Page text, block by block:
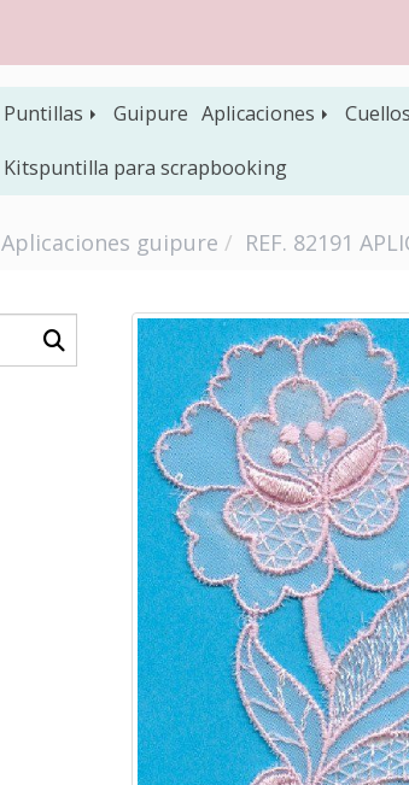
Puntillas Guipure Aplicaciones
Kitspuntilla para scrapbooking
Aplicaciones guipure REF. 82191